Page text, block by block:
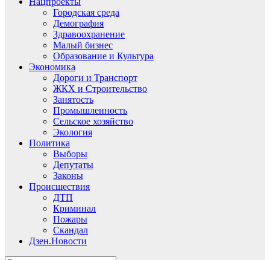
Городская среда
Демография
Здравоохранение
Малый бизнес
Образование и Культура
Экономика
Дороги и Транспорт
ЖКХ и Строительство
Занятость
Промышленность
Сельское хозяйство
Экология
Политика
Выборы
Депутаты
Законы
Происшествия
ДТП
Криминал
Пожары
Скандал
Дзен.Новости